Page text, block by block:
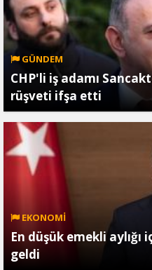
GÜNDEM
CHP'li iş adamı
rüşveti ifşa etti
EKONOMİ
En düşük emekli aylığı
geldi